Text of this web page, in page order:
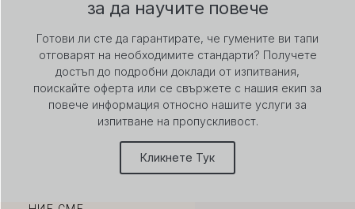
за да научите повече
Готови ли сте да гарантирате, че гумените ви тапи
отговарят на необходимите стандарти? Получете
достъп до подробни доклади от изпитвания,
поискайте оферта или се свържете с нашия екип за
повече информация относно нашите услуги за
изпитване на пропускливост.
Кликнете Тук